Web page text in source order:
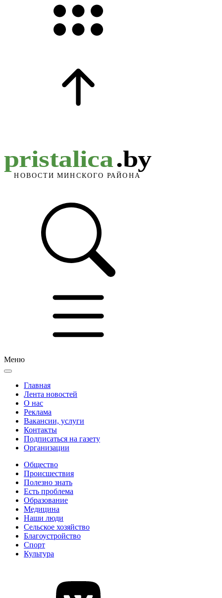
Меню
Главная
Лента новостей
О нас
Реклама
Вакансии, услуги
Контакты
Подписаться на газету
Организации
Общество
Происшествия
Полезно знать
Есть проблема
Образование
Медицина
Наши люди
Сельское хозяйство
Благоустройство
Спорт
Культура